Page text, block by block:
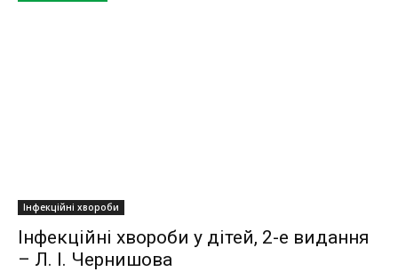
Інфекційні хвороби
Інфекційні хвороби у дітей, 2-е видання
– Л. І. Чернишова